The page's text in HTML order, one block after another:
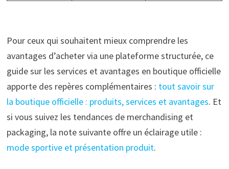
Pour ceux qui souhaitent mieux comprendre les
avantages d’acheter via une plateforme structurée, ce
guide sur les services et avantages en boutique officielle
apporte des repères complémentaires : tout savoir sur
la boutique officielle : produits, services et avantages. Et
si vous suivez les tendances de merchandising et
packaging, la note suivante offre un éclairage utile :
mode sportive et présentation produit.